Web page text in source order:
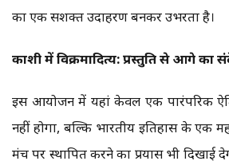
का एक सशक्त उदाहरण बनकर उभरता है।
काशी में विक्रमादित्य: प्रस्तुति से आगे का
इस आयोजन में यहां केवल एक पारंपरिक
नहीं होगा, बल्कि भारतीय इतिहास के एक
मंच पर स्थापित करने का प्रयास भी दिखाई